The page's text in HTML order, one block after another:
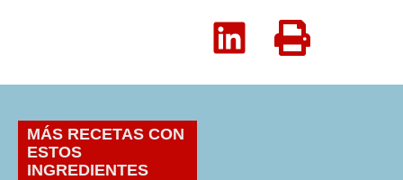
MÁS RECETAS CON
ESTOS
INGREDIENTES